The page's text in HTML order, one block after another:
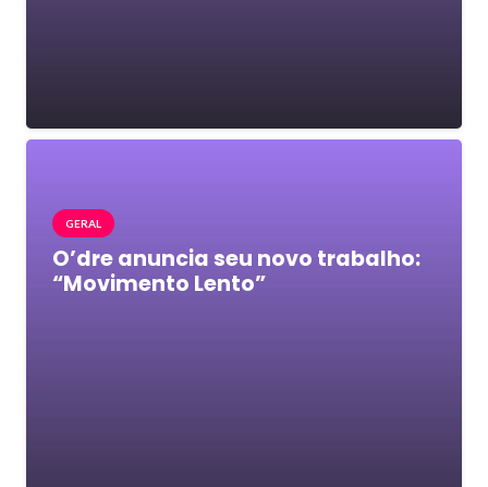
GERAL
O’dre anuncia seu novo trabalho:
“Movimento Lento”